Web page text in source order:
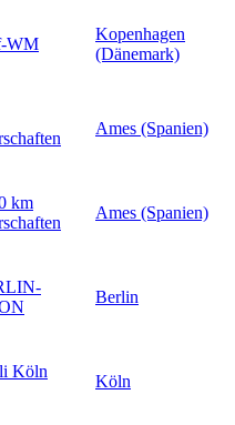
WM
Kopenhagen
(Dänemark)
Ames (Spanien)
km
Ames (Spanien)
Berlin
Köln
Köln